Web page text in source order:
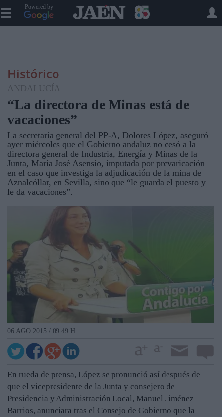
Powered by
Histórico
ANDALUCÍA
“La directora de Minas está de
vacaciones”
La secretaria general del PP-A, Dolores López, aseguró
ayer miércoles que el Gobierno andaluz no cesó a la
directora general de Industria, Energía y Minas de la
Junta, María José Asensio, imputada por prevaricación
en el caso que investiga la adjudicación de la mina de
Aznalcóllar, en Sevilla, sino que “le guarda el puesto y
le da vacaciones”.
06 AGO 2015 / 09:49 H.
En rueda de prensa, López se pronunció así después de
que el vicepresidente de la Junta y consejero de
Presidencia y Administración Local, Manuel Jiménez
Barrios, anunciara tras el Consejo de Gobierno que la